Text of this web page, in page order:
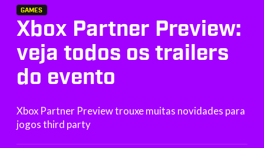
GAMES
Xbox Partner Preview:
veja todos os trailers
do evento
Xbox Partner Preview trouxe muitas novidades para
jogos third party